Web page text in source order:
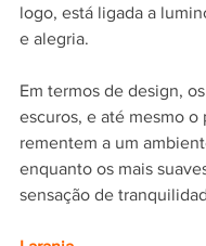
logo, está ligada a
e alegria.
Em termos de design,
escuros, e até mesmo o
rementem a um
enquanto os mais
sensação de